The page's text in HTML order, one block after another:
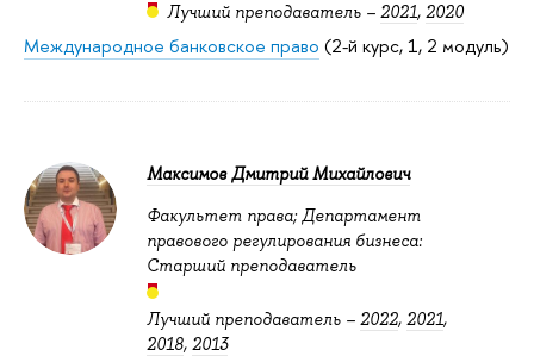
Лучший преподаватель – 2021, 2020
Международное банковское право (2-й курс, 1, 2 модуль)
Максимов Дмитрий Михайлович
Факультет права; Департамент
правового регулирования бизнеса:
Старший преподаватель
Лучший преподаватель – 2022, 2021,
2018, 2013